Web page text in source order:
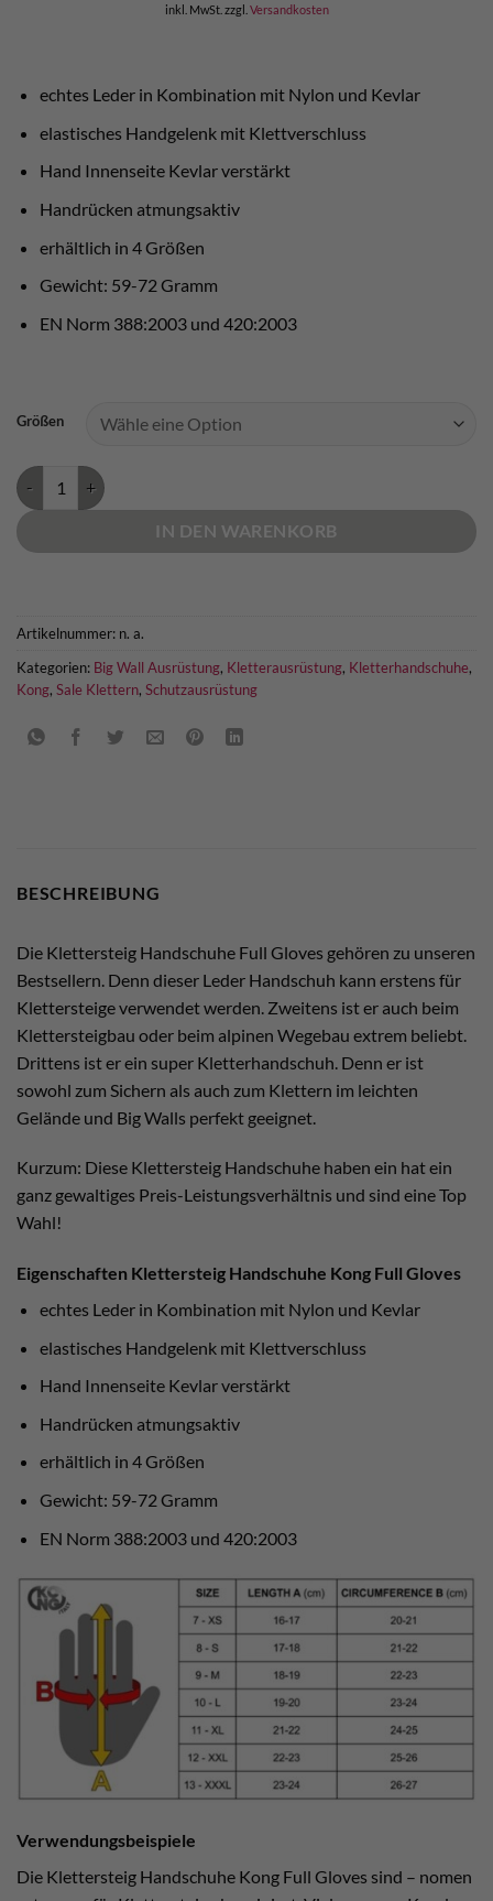
inkl. MwSt. zzgl. Versandkosten
echtes Leder in Kombination mit Nylon und Kevlar
elastisches Handgelenk mit Klettverschluss
Hand Innenseite Kevlar verstärkt
Handrücken atmungsaktiv
erhältlich in 4 Größen
Gewicht: 59-72 Gramm
EN Norm 388:2003 und 420:2003
Größen
Klettersteig Handschuhe Kong Full Gloves Menge
IN DEN WARENKORB
Artikelnummer: n. a.
Kategorien: Big Wall Ausrüstung, Kletterausrüstung, Kletterhandschuhe,
Kong, Sale Klettern, Schutzausrüstung
BESCHREIBUNG
Die Klettersteig Handschuhe Full Gloves gehören zu unseren
Bestsellern. Denn dieser Leder Handschuh kann erstens für
Klettersteige verwendet werden. Zweitens ist er auch beim
Klettersteigbau oder beim alpinen Wegebau extrem beliebt.
Drittens ist er ein super Kletterhandschuh. Denn er ist
sowohl zum Sichern als auch zum Klettern im leichten
Gelände und Big Walls perfekt geeignet.
Kurzum: Diese Klettersteig Handschuhe haben ein hat ein
ganz gewaltiges Preis-Leistungsverhältnis und sind eine Top
Wahl!
Eigenschaften Klettersteig Handschuhe Kong Full Gloves
echtes Leder in Kombination mit Nylon und Kevlar
elastisches Handgelenk mit Klettverschluss
Hand Innenseite Kevlar verstärkt
Handrücken atmungsaktiv
erhältlich in 4 Größen
Gewicht: 59-72 Gramm
EN Norm 388:2003 und 420:2003
Verwendungsbeispiele
Die Klettersteig Handschuhe Kong Full Gloves sind – nomen